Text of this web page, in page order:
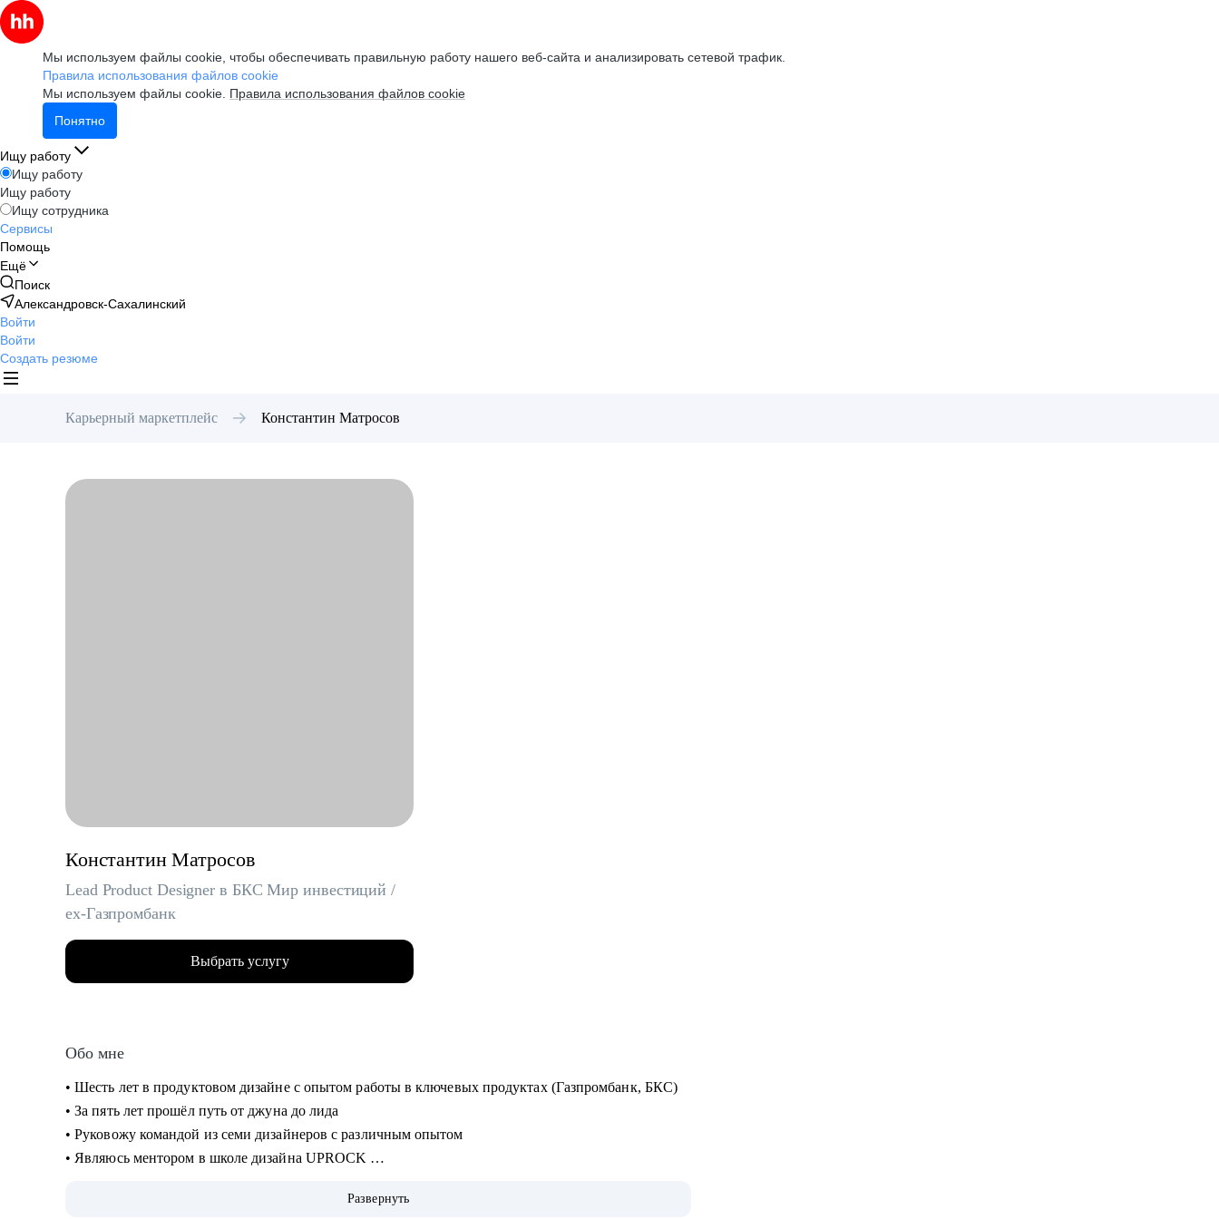
Мы используем файлы cookie, чтобы обеспечивать правильную работу нашего веб-сайта и анализировать сетевой трафик.
Правила использования файлов cookie
Мы используем файлы cookie. Правила использования файлов cookie
Понятно
Ищу работу
Ищу работу
Ищу работу
Ищу сотрудника
Сервисы
Помощь
Ещё
Поиск
Александровск-Сахалинский
Войти
Войти
Создать резюме
Карьерный маркетплейс Константин Матросов
Константин Матросов
Lead Product Designer в БКС Мир инвестиций /
ex-Газпромбанк
Выбрать услугу
Обо мне
• Шесть лет в продуктовом дизайне с опытом работы в ключевых продуктах (Газпромбанк, БКС)
• За пять лет прошёл путь от джуна до лида
• Руковожу командой из семи дизайнеров с различным опытом
• Являюсь ментором в школе дизайна UPROCK
• Отсмотрел и проанализировал 700+ резюмеРазвернуть